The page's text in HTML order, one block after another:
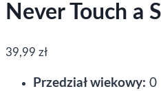
Never Touch a
39,99 zł
Przedział wiekowy: 0